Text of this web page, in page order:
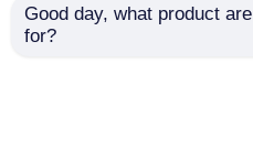
Good day, what product
for?